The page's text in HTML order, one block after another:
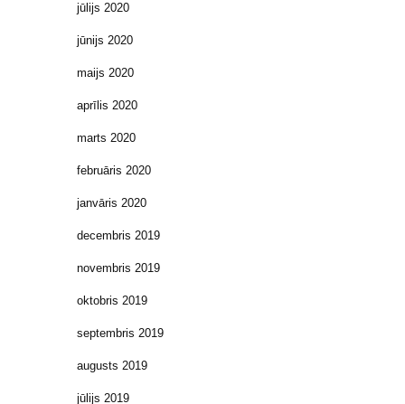
jūlijs 2020
jūnijs 2020
maijs 2020
aprīlis 2020
marts 2020
februāris 2020
janvāris 2020
decembris 2019
novembris 2019
oktobris 2019
septembris 2019
augusts 2019
jūlijs 2019